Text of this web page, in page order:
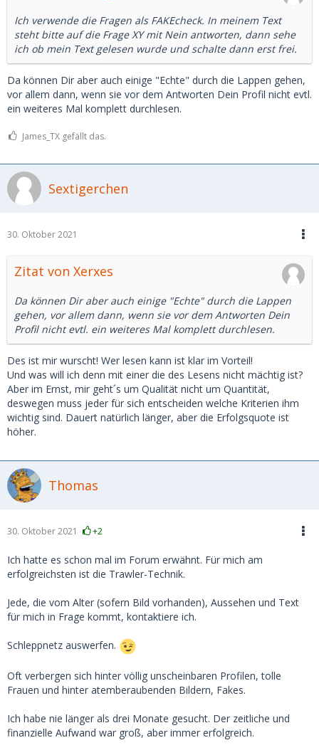
Ich verwende die Fragen als FAKEcheck. In meinem Text
steht bitte auf die Frage XY mit Nein antworten, dann sehe
ich ob mein Text gelesen wurde und schalte dann erst frei.
Da können Dir aber auch einige "Echte" durch die Lappen gehen,
vor allem dann, wenn sie vor dem Antworten Dein Profil nicht evtl.
ein weiteres Mal komplett durchlesen.
James_TX gefällt das.
Sextigerchen
30. Oktober 2021
Zitat von Xerxes
Da können Dir aber auch einige "Echte" durch die Lappen
gehen, vor allem dann, wenn sie vor dem Antworten Dein
Profil nicht evtl. ein weiteres Mal komplett durchlesen.
Des ist mir wurscht! Wer lesen kann ist klar im Vorteil!
Und was will ich denn mit einer die des Lesens nicht mächtig ist?
Aber im Ernst, mir geht´s um Qualität nicht um Quantität,
deswegen muss jeder für sich entscheiden welche Kriterien ihm
wichtig sind. Dauert natürlich länger, aber die Erfolgsquote ist
höher.
Thomas
30. Oktober 2021 +2
Ich hatte es schon mal im Forum erwähnt. Für mich am
erfolgreichsten ist die Trawler-Technik.
Jede, die vom Alter (sofern Bild vorhanden), Aussehen und Text
für mich in Frage kommt, kontaktiere ich.
Schleppnetz auswerfen.
Oft verbergen sich hinter völlig unscheinbaren Profilen, tolle
Frauen und hinter atemberaubenden Bildern, Fakes.
Ich habe nie länger als drei Monate gesucht. Der zeitliche und
finanzielle Aufwand war groß, aber immer erfolgreich.